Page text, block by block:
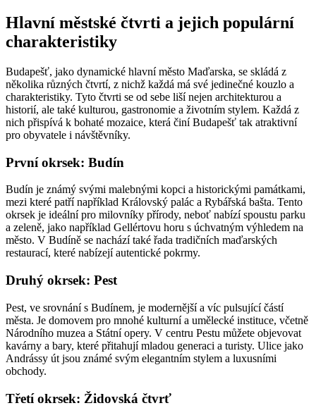
Hlavní městské čtvrti a jejich populární
charakteristiky
Budapešť, jako dynamické hlavní město Maďarska, se skládá z
několika různých čtvrtí, z nichž každá má své jedinečné kouzlo a
charakteristiky. Tyto čtvrti se od sebe liší nejen architekturou a
historií, ale také kulturou, gastronomie a životním stylem. Každá z
nich přispívá k bohaté mozaice, která činí Budapešť tak atraktivní
pro obyvatele i návštěvníky.
První okrsek: Budín
Budín je známý svými malebnými kopci a historickými památkami,
mezi které patří například Královský palác a Rybářská bašta. Tento
okrsek je ideální pro milovníky přírody, neboť nabízí spoustu parku
a zeleně, jako například Gellértovu horu s úchvatným výhledem na
město. V Budíně se nachází také řada tradičních maďarských
restaurací, které nabízejí autentické pokrmy.
Druhý okrsek: Pest
Pest, ve srovnání s Budínem, je modernější a víc pulsující částí
města. Je domovem pro mnohé kulturní a umělecké instituce, včetně
Národního muzea a Státní opery. V centru Pestu můžete objevovat
kavárny a bary, které přitahují mladou generaci a turisty. Ulice jako
Andrássy út jsou známé svým elegantním stylem a luxusními
obchody.
Třetí okrsek: Židovská čtvrť